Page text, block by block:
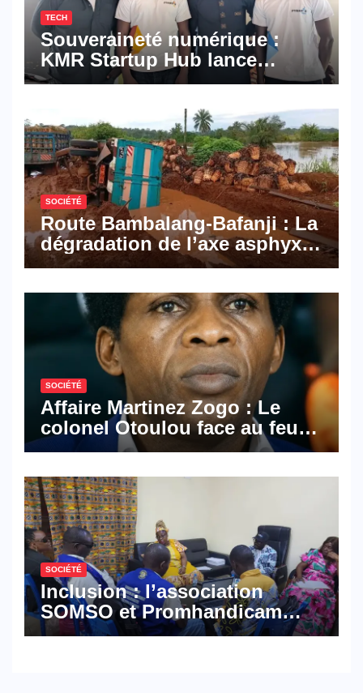
TECH
Souveraineté numérique :
KMR Startup Hub lance
Pyramid Browser et Pyramid
numériques made in
Cameroon
SOCIÉTÉ
Route Bambalang-Bafanji : La
dégradation de l’axe asphyxie
les activités économiques
SOCIÉTÉ
Affaire Martinez Zogo : Le
colonel Otoulou face au feu
croisé des avocats de la
SOCIÉTÉ
Inclusion : l’association
SOMSO et Promhandicam
militent en faveur d’une